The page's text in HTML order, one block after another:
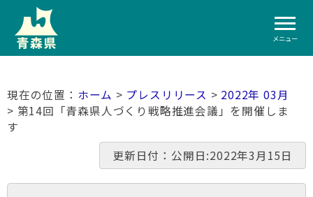
メニュー
ホーム > プレスリリース > 2022年 03月
> 第14回「青森県人づくり戦略推進会議」を開催しま
す
更新日付：公開日:2022年3月15日